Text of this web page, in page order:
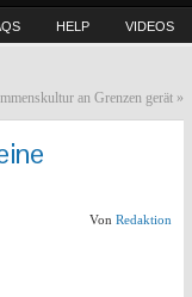
HELP VIDEOS
an Grenzen gerät »
Von Redaktion